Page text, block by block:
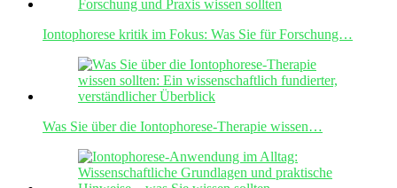
Iontophorese kritik im Fokus: Was Sie für Forschung…
Was Sie über die Iontophorese-Therapie wissen…